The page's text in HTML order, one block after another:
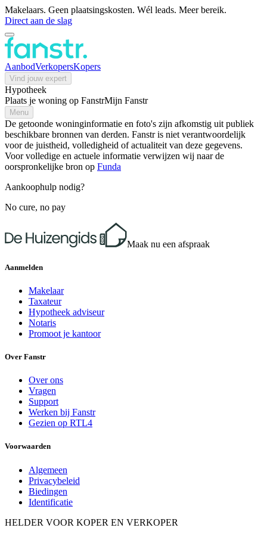
Makelaars. Geen plaatsingskosten. Wél leads. Meer bereik.
Direct aan de slag
AanbodVerkopersKopers
Vind jouw expert
Hypotheek
Plaats je woning op FanstrMijn Fanstr
Menu
De getoonde woninginformatie en foto's zijn afkomstig uit publiek
beschikbare bronnen van derden. Fanstr is niet verantwoordelijk
voor de juistheid, volledigheid of actualiteit van deze gegevens.
Voor volledige en actuele informatie verwijzen wij naar de
oorspronkelijke bron op Funda
Aankoophulp nodig?
No cure, no pay
Maak nu een afspraak
Aanmelden
Makelaar
Taxateur
Hypotheek adviseur
Notaris
Promoot je kantoor
Over Fanstr
Over ons
Vragen
Support
Werken bij Fanstr
Gezien op RTL4
Voorwaarden
Algemeen
Privacybeleid
Biedingen
Identificatie
HELDER VOOR KOPER EN VERKOPER